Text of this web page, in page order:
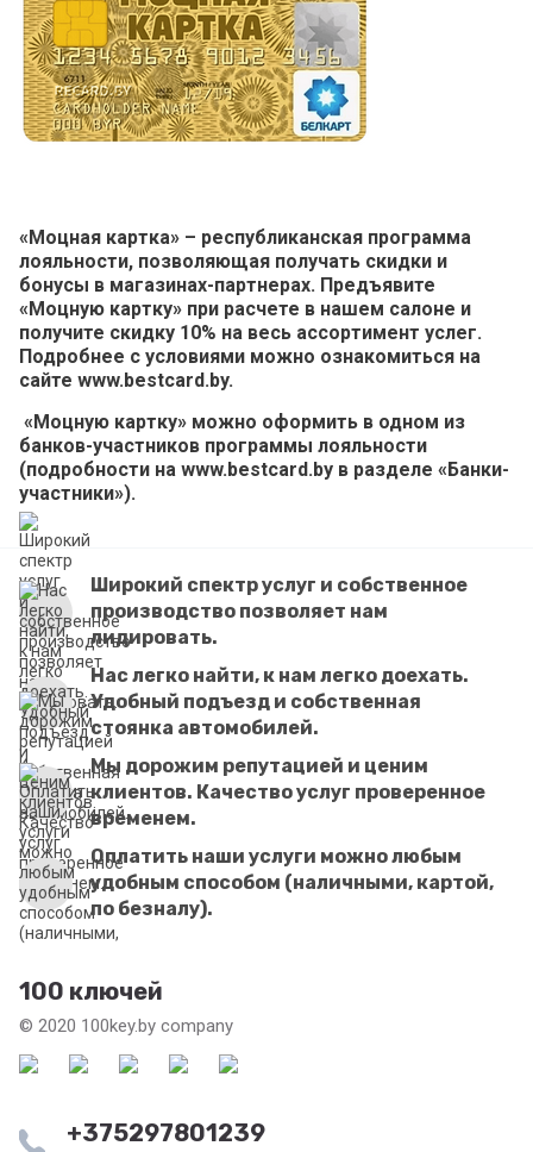
«Моцная картка» – республиканская программа
лояльности, позволяющая получать скидки и
бонусы в магазинах-партнерах. Предъявите
«Моцную картку» при расчете в нашем салоне и
получите скидку 10% на весь ассортимент услег.
Подробнее с условиями можно ознакомиться на
сайте www.bestcard.by.
«Моцную картку» можно оформить в одном из
банков-участников программы лояльности
(подробности на www.bestcard.by в разделе «Банки-
участники»).
Широкий спектр услуг и собственное
производство позволяет нам
лидировать.
Нас легко найти, к нам легко доехать.
Удобный подъезд и собственная
стоянка автомобилей.
Мы дорожим репутацией и ценим
клиентов. Качество услуг проверенное
временем.
Оплатить наши услуги можно любым
удобным способом (наличными, картой,
по безналу).
100 ключей
© 2020 100key.by company
+375297801239